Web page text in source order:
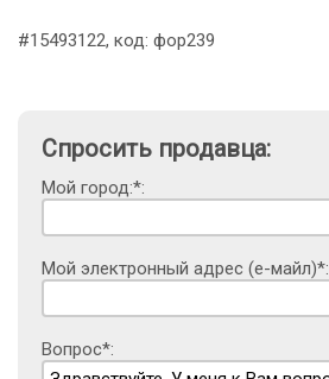
#15493122, код: фор239
Спросить продавца:
Мой город:*:
Мой электронный адрес (е-майл)*:
Вопрос*: